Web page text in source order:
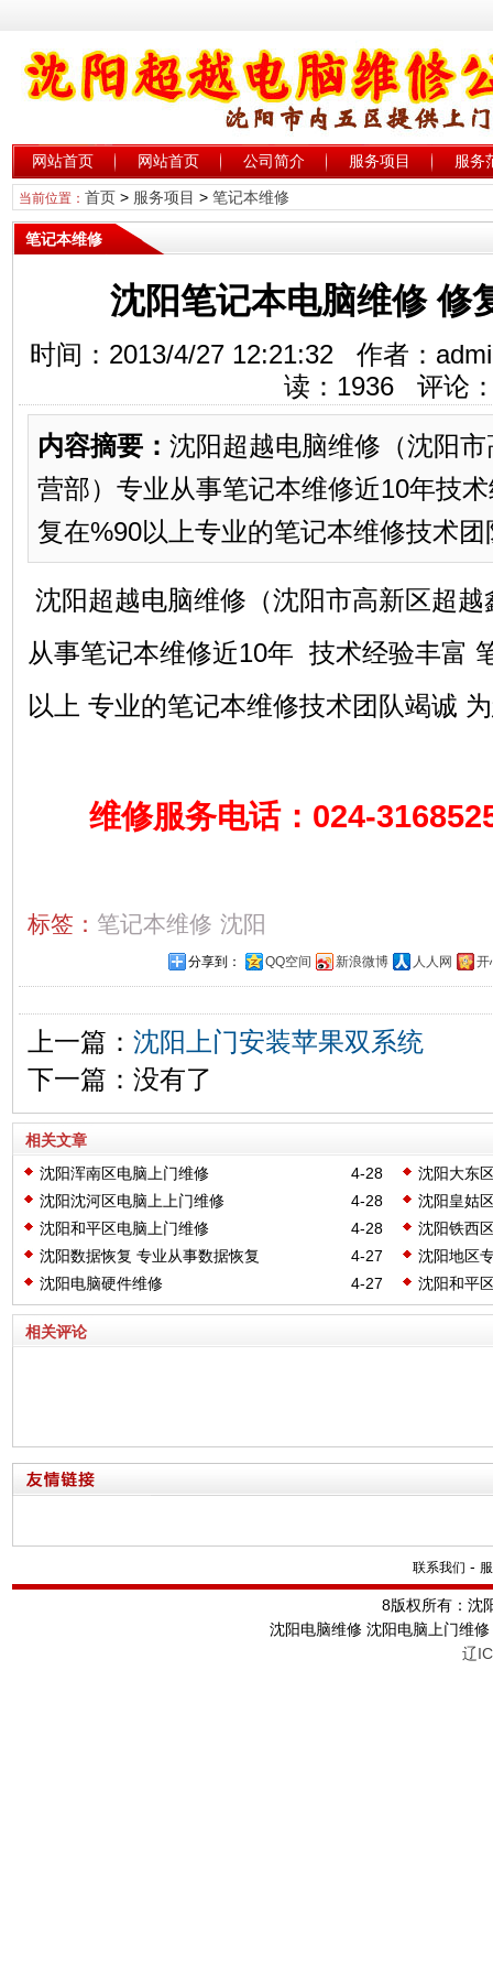
网站首页 网站首页 公司简介 服务项目 服务
当前位置： 首页> 服务项目 > 笔记本维修
笔记本维修
沈阳笔记本电脑维修 修
时间：2013/4/27 12:21:32 作者：
读： 1936评论
内容摘要： 沈阳超越电脑维修（沈阳
营部）专业从事笔记本维修近10年技
复在%90以上专业的笔记本维修技术
沈阳超越电脑维修（沈阳市高新区超
从事笔记本维修近10年 技术经验丰富
以上 专业的笔记本维修技术团队竭诚
维修服务电话：024-
标签： 笔记本维修 沈阳
分享到： QQ空间 新浪微博 人人网 开
上一篇： 沈阳上门安装苹果双系统
下一篇：没有了
相关文章
4-28
沈阳浑南区电脑上门维修
沈阳大东
4-28
沈阳沈河区电脑上上门维修
沈阳皇姑
4-28
沈阳和平区电脑上门维修
沈阳铁西
4-27
沈阳数据恢复 专业从事数据恢复
沈阳地区
亮下就灭
4-27
沈阳电脑硬件维修 沈阳和平
相关评论
联系我们 -
8版权所有：沈
沈阳电脑维修 沈阳电脑上门维
辽